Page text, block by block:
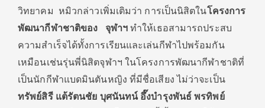
วิทยาคม หมิวกล่าวเพิ่มเติมว่า การเป็นนิสิตในโครงการ
พัฒนากีฬาชาติของ จุฬาฯ ทำให้เธอสามารถประสบ
ความสำเร็จได้ทั้งการเรียนและเล่นกีฬาไปพร้อมกัน
เหมือนเช่นรุ่นพี่นิสิตจุฬาฯ ในโครงการพัฒนากีฬาชาติที่
เป็นนักกีฬาแบดมินตันหญิง ที่มีชื่อเสียง ไม่ว่าจะเป็น
ทรัพย์สิรี แต้รัตนชัย บุศนันทน์ อึ๊งบำรุงพันธ์ พรทิพย์